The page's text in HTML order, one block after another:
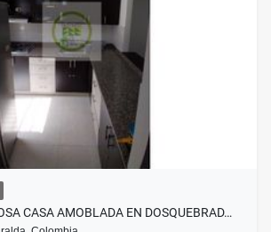
CASA AMOBLADA EN DOSQUEBRAD…